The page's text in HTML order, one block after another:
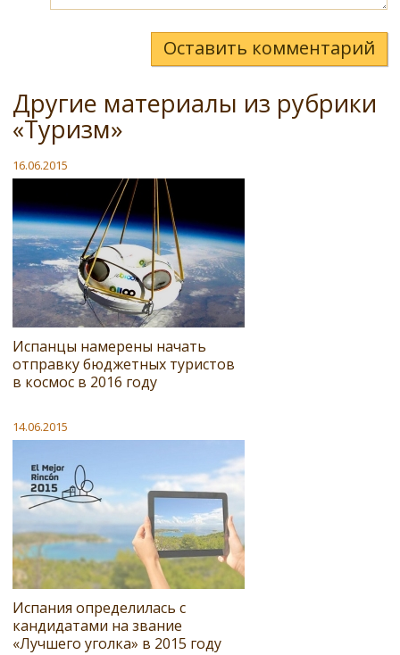
Оставить комментарий
Другие материалы из рубрики
«Туризм»
16.06.2015
Испанцы намерены начать
отправку бюджетных туристов
в космос в 2016 году
14.06.2015
Испания определилась с
кандидатами на звание
«Лучшего уголка» в 2015 году